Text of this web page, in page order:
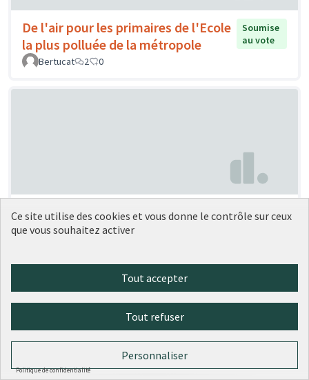
De l'air pour les primaires de l'Ecole
la plus polluée de la métropole
Soumise
au vote
Bertucat
2 0
Végétaliser la dalle Artaud
Soumise au vote
Anouk Céline Julie FLAMANT
Ce site utilise des cookies et vous donne le contrôle sur ceux
que vous souhaitez activer
Tout accepter
Tout refuser
Personnaliser
Politique de confidentialité